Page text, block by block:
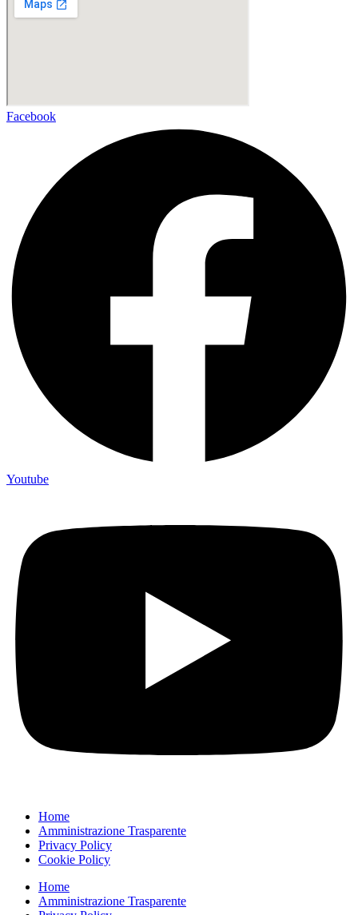
Facebook
Youtube
Home
Amministrazione Trasparente
Privacy Policy
Cookie Policy
Home
Amministrazione Trasparente